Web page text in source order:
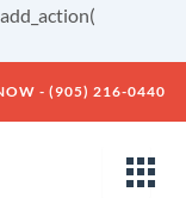
- (905) 216-0440